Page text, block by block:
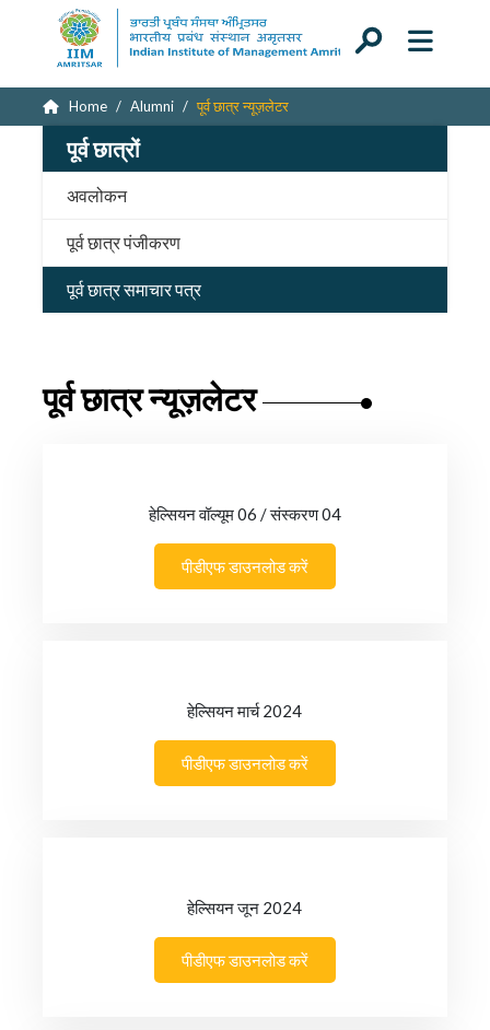
Home Alumni पूर्व छात्र न्यूज़लेटर
पूर्व छात्रों
अवलोकन
पूर्व छात्र पंजीकरण
पूर्व छात्र समाचार पत्र
पूर्व छात्र न्यूज़लेटर
हेल्सियन वॉल्यूम 06 / संस्करण 04
पीडीएफ डाउनलोड करें
हेल्सियन मार्च 2024
पीडीएफ डाउनलोड करें
हेल्सियन जून 2024
पीडीएफ डाउनलोड करें